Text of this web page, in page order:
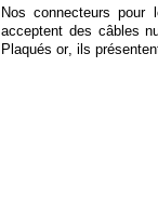
Nos connecteurs pour
acceptent des câbles
Plaqués or, ils